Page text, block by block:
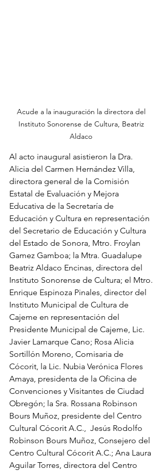
Acude a la inauguración la directora del
Instituto Sonorense de Cultura, Beatriz
Aldaco
Al acto inaugural asistieron la Dra.
Alicia del Carmen Hernández Villa,
directora general de la Comisión
Estatal de Evaluación y Mejora
Educativa de la Secretaría de
Educación y Cultura en representación
del Secretario de Educación y Cultura
del Estado de Sonora, Mtro. Froylan
Gamez Gamboa; la Mtra. Guadalupe
Beatriz Aldaco Encinas, directora del
Instituto Sonorense de Cultura; el Mtro.
Enrique Espinoza Pinales, director del
Instituto Municipal de Cultura de
Cajeme en representación del
Presidente Municipal de Cajeme, Lic.
Javier Lamarque Cano; Rosa Alicia
Sortillón Moreno, Comisaria de
Cócorit, la Lic. Nubia Verónica Flores
Amaya, presidenta de la Oficina de
Convenciones y Visitantes de Ciudad
Obregón; la Sra. Rossana Robinson
Bours Muñoz, presidente del Centro
Cultural Cócorit A.C.,  Jesús Rodolfo
Robinson Bours Muñoz, Consejero del
Centro Cultural Cócorit A.C.; Ana Laura
Aguilar Torres, directora del Centro